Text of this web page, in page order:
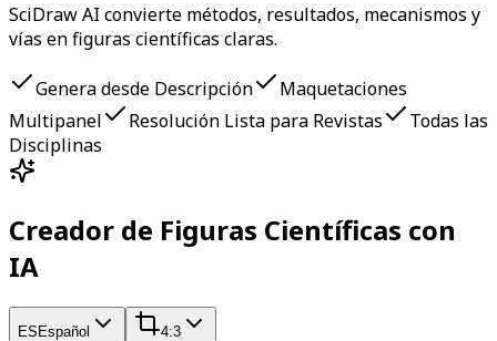
SciDraw AI convierte métodos, resultados, mecanismos y
vías en figuras científicas claras.
Genera desde Descripción
Maquetaciones
Multipanel
Resolución Lista para Revistas
Todas las
Disciplinas
Creador de Figuras Científicas con
IA
ESEspañol 4:3